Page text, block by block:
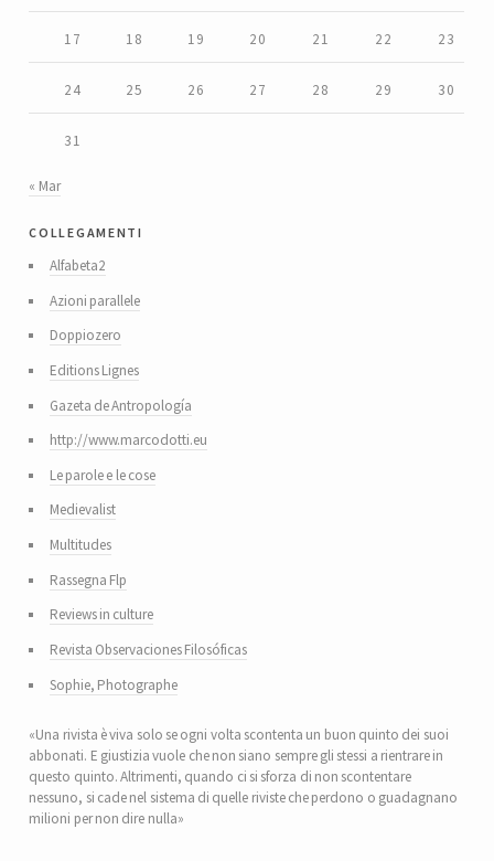
17 18 19 20 21 22 23
24 25 26 27 28 29 30
31
« Mar
collegamenti
Alfabeta2
Azioni parallele
Doppiozero
Editions Lignes
Gazeta de Antropología
http://www.marcodotti.eu
Le parole e le cose
Medievalist
Multitudes
Rassegna Flp
Reviews in culture
Revista Observaciones Filosóficas
Sophie, Photographe
«Una rivista è viva solo se ogni volta scontenta un buon quinto dei suoi
abbonati. E giustizia vuole che non siano sempre gli stessi a rientrare in
questo quinto. Altrimenti, quando ci si sforza di non scontentare
nessuno, si cade nel sistema di quelle riviste che perdono o guadagnano
milioni per non dire nulla»